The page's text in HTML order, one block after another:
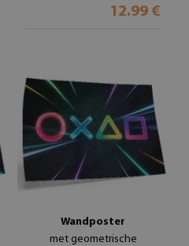
12.99 €
Wandposter
met geometrische